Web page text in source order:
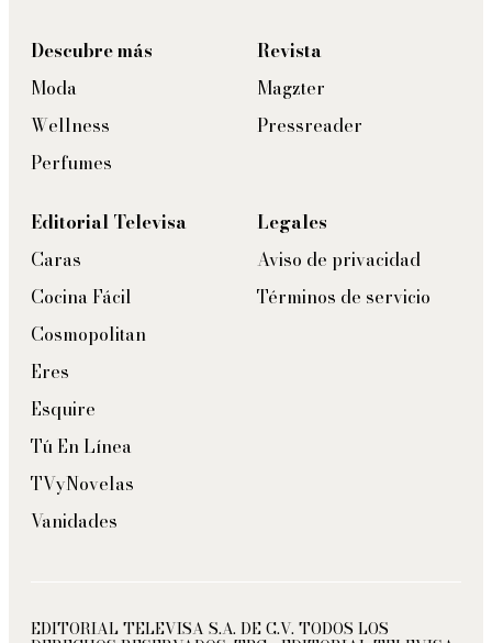
Descubre más
Moda
Wellness
Perfumes
Revista
Magzter
Pressreader
Editorial Televisa
Caras
Cocina Fácil
Cosmopolitan
Eres
Esquire
Tú En Línea
TVyNovelas
Vanidades
Legales
Aviso de privacidad
Términos de servicio
EDITORIAL TELEVISA S.A. DE C.V. TODOS LOS